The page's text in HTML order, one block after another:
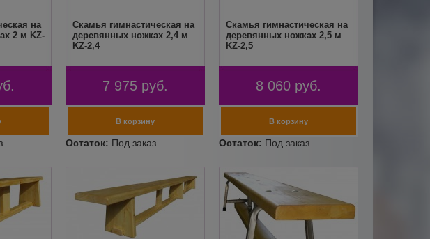
на
2 м KZ-
Скамья гимнастическая на
деревянных ножках 2,4 м
KZ-2,4
7 975 руб.
Скамья гимнастическая на
деревянных ножках 2,5 м
KZ-2,5
8 060 руб.